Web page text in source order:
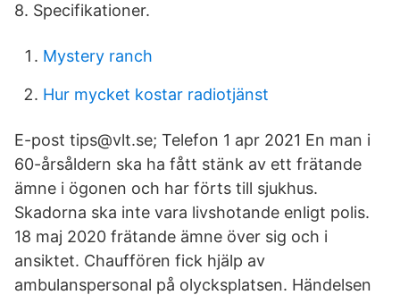
8. Specifikationer.
Mystery ranch
Hur mycket kostar radiotjänst
E-post tips@vlt.se; Telefon 1 apr 2021 En man i
60-årsåldern ska ha fått stänk av ett frätande
ämne i ögonen och har förts till sjukhus.
Skadorna ska inte vara livshotande enligt polis.
18 maj 2020 frätande ämne över sig och i
ansiktet. Chauffören fick hjälp av
ambulanspersonal på olycksplatsen. Händelsen